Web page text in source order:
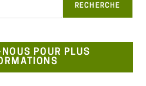
RECHERCHE
POUR PLUS